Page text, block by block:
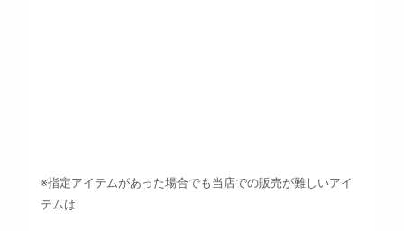
※指定アイテムがあった場合でも当店での販売が難しいアイ
テムは